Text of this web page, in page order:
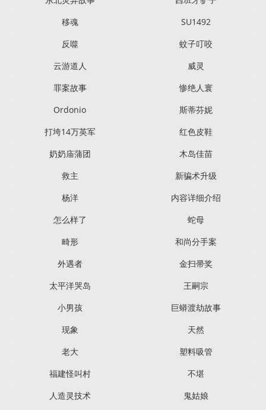
移魂
SU1492
反噬
蚊子叮咬
云游道人
威灵
罪案故事
惨绝人寰
Ordonio
斯蒂芬妮
打垮14万英军
红色皮鞋
奶奶庙蒲团
木岛佳苗
救主
新骗术升级
杨洋
内容详细介绍
怎么样了
蛇母
畸形
和尚分手案
外遇者
金扫帚奖
太平洋哭岛
王嗣宗
小男孩
巨蟒渡劫故事
现象
天然
老大
塑料吸管
福建怪叫村
不堪
人造灵技术
鬼姑娘